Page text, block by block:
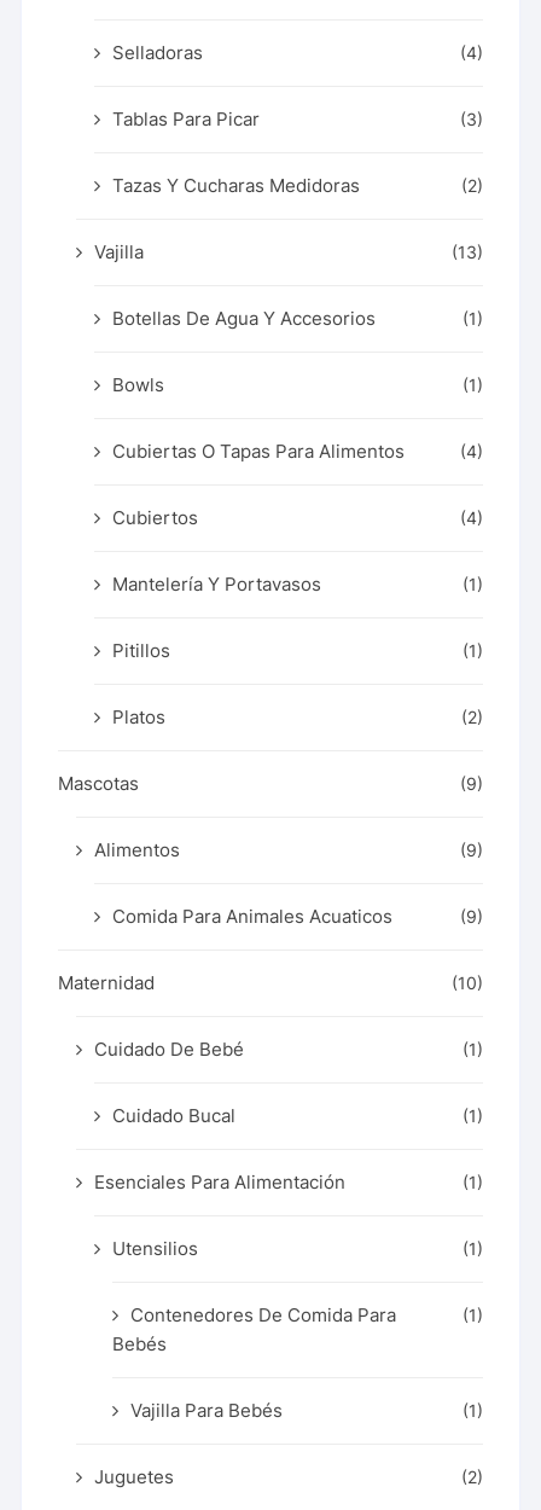
Selladoras (4)
Tablas Para Picar (3)
Tazas Y Cucharas Medidoras (2)
Vajilla (13)
Botellas De Agua Y Accesorios (1)
Bowls (1)
Cubiertas O Tapas Para Alimentos (4)
Cubiertos (4)
Mantelería Y Portavasos (1)
Pitillos (1)
Platos (2)
Mascotas (9)
Alimentos (9)
Comida Para Animales Acuaticos (9)
Maternidad (10)
Cuidado De Bebé (1)
Cuidado Bucal (1)
Esenciales Para Alimentación (1)
Utensilios (1)
Contenedores De Comida Para
Bebés
(1)
Vajilla Para Bebés (1)
Juguetes (2)